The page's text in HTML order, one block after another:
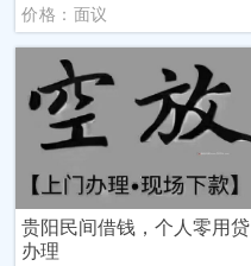
价格：面议
贵阳民间借钱，个人零用贷
办理